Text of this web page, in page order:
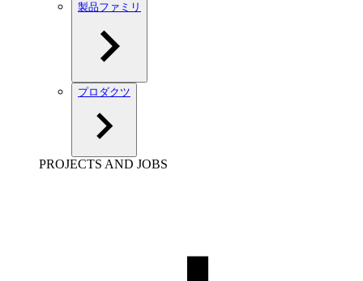
製品ファミリ
プロダクツ
PROJECTS AND JOBS